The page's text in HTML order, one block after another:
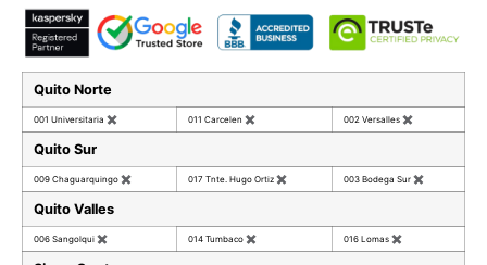
Quito Norte
001 Universitaria ✖ 011 Carcelen ✖ 002 Versalles ✖
Quito Sur
009 Chaguarquingo ✖ 017 Tnte. Hugo Ortiz ✖ 003 Bodega Sur ✖
Quito Valles
006 Sangolqui ✖ 014 Tumbaco ✖ 016 Lomas ✖